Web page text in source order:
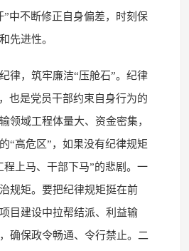
”中不断修正自身偏差，时刻保
先进性。
律，筑牢廉洁“压舱石”。纪律
也是党员干部约束自身行为的
领域工程体量大、资金密集，
“高危区”，如果没有纪律规矩
程上马、干部下马”的悲剧。一
规矩。要把纪律规矩挺在前
目建设中拉帮结派、利益输
确保政令畅通、令行禁止。二